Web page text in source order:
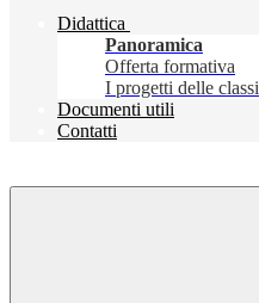
Didattica
Panoramica
Offerta formativa
I progetti delle classi
Documenti utili
Contatti